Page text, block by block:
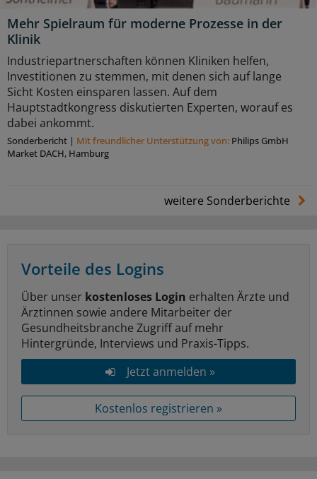
Mehr Spielraum für moderne Prozesse in der
Klinik
Industriepartnerschaften können Kliniken helfen,
Investitionen zu stemmen, mit denen sich auf lange
Sicht Kosten einsparen lassen. Auf dem
Hauptstadtkongress diskutierten Experten, worauf es
dabei ankommt.
Sonderbericht | Mit freundlicher Unterstützung von: Philips GmbH
Market DACH, Hamburg
weitere Sonderberichte
Vorteile des Logins
Über unser kostenloses Login erhalten Ärzte und
Ärztinnen sowie andere Mitarbeiter der
Gesundheitsbranche Zugriff auf mehr
Hintergründe, Interviews und Praxis-Tipps.
Jetzt anmelden »
Kostenlos registrieren »